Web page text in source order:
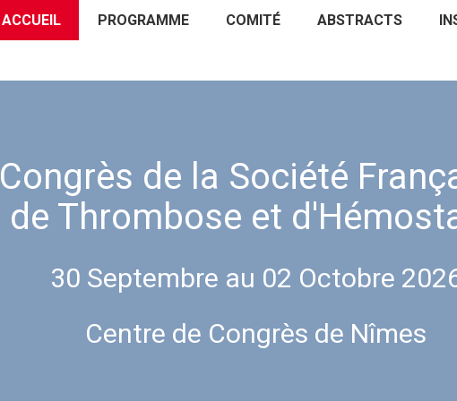
ACCUEIL PROGRAMME COMITÉ ABSTRACTS
Congrès de la Société
de Thrombose et
30 Septembre au 02 Octobre
Centre de Congrès de Nîmes
ACCUEIL PROGRAMME COMITÉ